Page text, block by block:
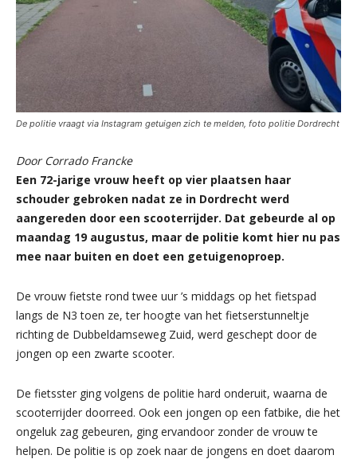
De politie vraagt via Instagram getuigen zich te melden, foto politie Dordrecht
Door Corrado Francke
Een 72-jarige vrouw heeft op vier plaatsen haar
schouder gebroken nadat ze in Dordrecht werd
aangereden door een scooterrijder. Dat gebeurde al op
maandag 19 augustus, maar de politie komt hier nu pas
mee naar buiten en doet een getuigenoproep.
De vrouw fietste rond twee uur ’s middags op het fietspad
langs de N3 toen ze, ter hoogte van het fietserstunneltje
richting de Dubbeldamseweg Zuid, werd geschept door de
jongen op een zwarte scooter.
De fietsster ging volgens de politie hard onderuit, waarna de
scooterrijder doorreed. Ook een jongen op een fatbike, die het
ongeluk zag gebeuren, ging ervandoor zonder de vrouw te
helpen. De politie is op zoek naar de jongens en doet daarom